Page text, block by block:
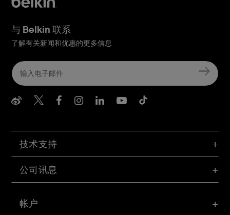
帐户
技术支持
公司讯息
与 Belkin 联系
了解有关新闻和优惠的更多信息
Belkin Weibo
Belkin Twitter
Belkin Facebook
Belkin Instagram
Belkin LInkedIn
Belkin Youtube
Belkin